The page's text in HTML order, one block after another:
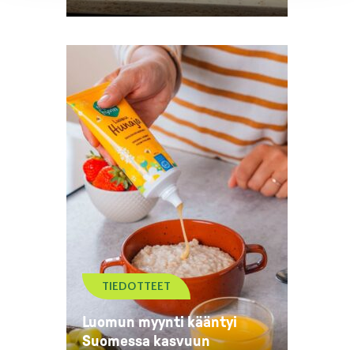
TIEDOTTEET
Luomun myynti kääntyi
Suomessa kasvuun